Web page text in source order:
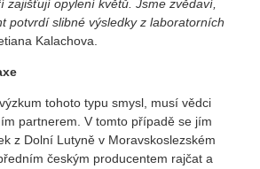
zajišťují opylení květů. Jsme zvědaví,
potvrdí slibné výsledky z laboratorních
Kalachova.
tohoto typu smysl, musí vědci
partnerem. V tomto případě se jím
z Dolní Lutyně v Moravskoslezském
českým producentem rajčat a